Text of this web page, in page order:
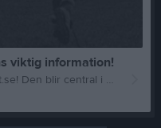
viktig information!
Välkommen till er nya lagsida på laget.se! Den blir central i all kommunikation mellan spelare, ledare, föräldrar och andra intresserade. För att komma igång direkt med en bra kommunikation i och omkring laget finns ett antal viktiga punkter för sidans administratör: • Logga in och lägga till alla spelare och ledare under Medlemmar. • Fylla på kalendern med alla inplanerade aktiviteter. Matcher läggs till via Serier medan träningar och andra aktiviteter läggs till via Aktiviteter. • Skriv nyheter löpande och berätta om verksamheten. I takt med att nya nyheter läggs till kommer den här nyhetstexten att försvinna. Om någon i laget har frågor om laget.se är man alltid välkommen att kontakta vår support på support@laget.se eller 019-15 44 00. Varmt välkomna till laget.se!